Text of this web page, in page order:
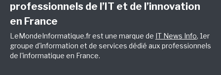
professionnels de l’IT et de l’innovation
en France
LeMondeInformatique.fr est une marque de IT News Info, 1er
groupe d'information et de services dédié aux professionnels
de l'informatique en France.